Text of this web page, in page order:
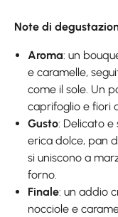
Note di
Aroma: un
e caramelle,
come il sole. Un
caprifoglio e fiori
Gusto: Delicato e
erica dolce, pan
si uniscono a
forno.
Finale: un addio
nocciole e